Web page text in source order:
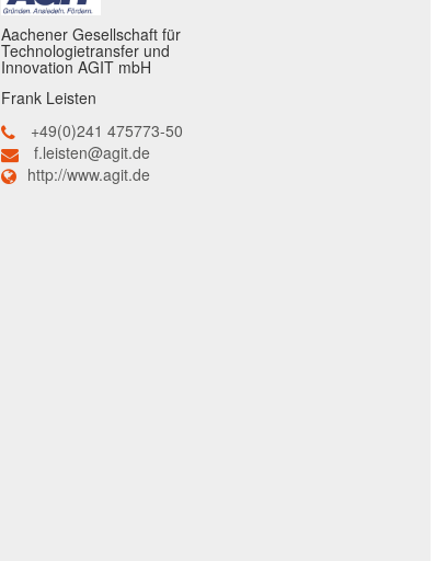
Aachener Gesellschaft für
Technologietransfer und
Innovation AGIT mbH
Frank Leisten
+49(0)241 475773-50
f.leisten@agit.de
http://www.agit.de